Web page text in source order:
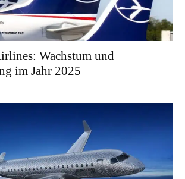
Wachstum und
im Jahr 2025